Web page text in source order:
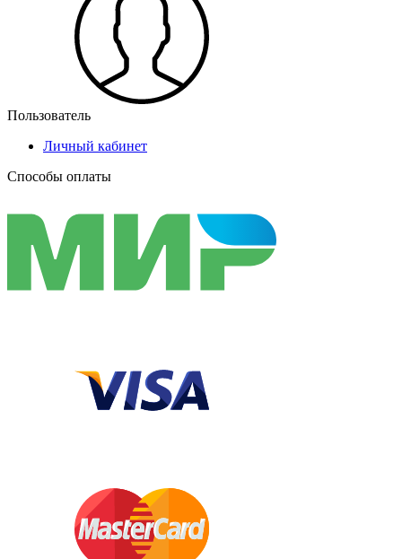
Пользователь
Личный кабинет
Способы оплаты